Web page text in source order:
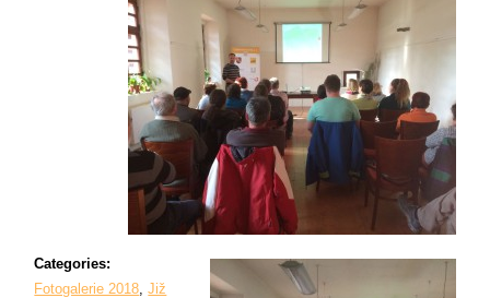
Categories:
Fotogalerie 2018 ,Již